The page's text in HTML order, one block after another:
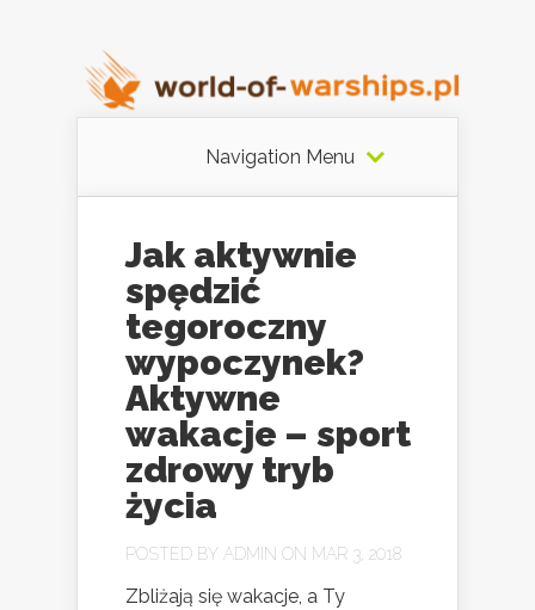
Navigation Menu
Jak aktywnie
spędzić
tegoroczny
wypoczynek?
Aktywne
wakacje – sport
zdrowy tryb
życia
POSTED BY ADMIN ON MAR 3, 2018
Zbliżają się wakacje, a Ty